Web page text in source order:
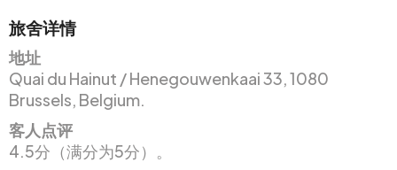
旅舍详情
地址
Quai du Hainut / Henegouwenkaai 33, 1080
Brussels, Belgium.
客人点评
4.5分（满分为5分）。